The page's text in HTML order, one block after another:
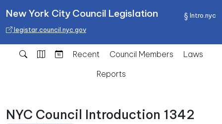
Intro.nyc
New York City Council Legislation
legistar.council.nyc.gov
Recent Council Members
Laws
Reports
NYC Council Introduction 1342